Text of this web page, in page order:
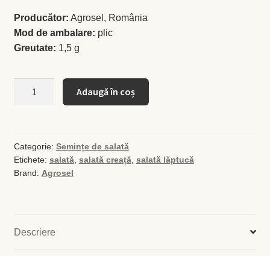
Busuioc roşu
Ceapă de tuns
Creson de grădină
Fragă
Producător: Agrosel, România
Mod de ambalare: plic
Greutate: 1,5 g
creață
albă
Simona
Adaugă în coș
Categorie: Semințe de salată
Etichete: salată, salată creață, salată lăptucă
Brand: Agrosel
Descriere